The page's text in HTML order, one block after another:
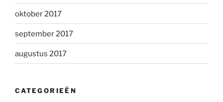
oktober 2017
september 2017
augustus 2017
CATEGORIEËN